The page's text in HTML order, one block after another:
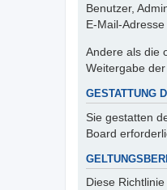
Benutzer,
E-Mail-
Andere als die
Weitergabe
GESTATTUNG
Sie gestatten
Board
Diese